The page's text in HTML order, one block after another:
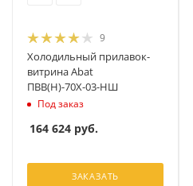
9
Холодильный прилавок-
витрина Abat
ПВВ(Н)-70Х-03-НШ
Под заказ
164 624 руб.
ЗАКАЗАТЬ